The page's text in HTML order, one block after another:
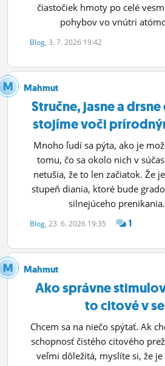
čiastočiek hmoty po celé
pohybov vo vnútri
Blog, 3. 7. 2026 19:42
Mahmut
Stručne, jasne a
stojíme voči
Mnoho ľudí sa pýta, ako je
tomu, čo sa okolo nich v
netušia, že to len začiatok. Že
stupeň diania, ktoré bude
silnejúceho
Blog, 23. 6. 2026 19:35 1
Mahmut
Ako správne
to citové v
Chcem sa na niečo spýtať. Ak
schopnosť čistého citového
veľmi dôležitá, myslíte si, že